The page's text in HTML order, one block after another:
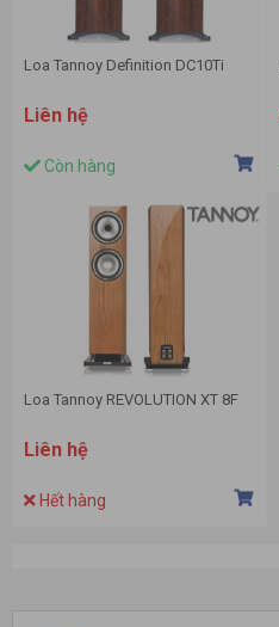
Loa Tannoy Definition DC10Ti
Liên hệ
Còn hàng
Loa Tannoy REVOLUTION XT 8F
Liên hệ
Hết hàng